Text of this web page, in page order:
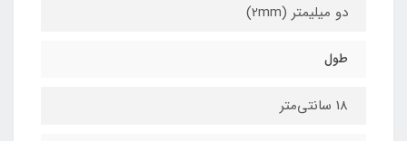
دو میلیمتر (2mm)
طول
18 سانتی‌متر